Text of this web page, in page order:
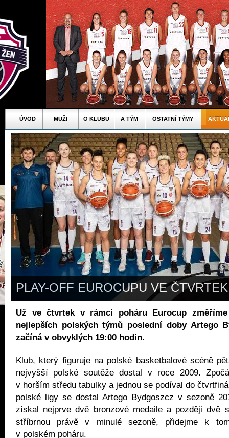
ÚVOD MUŽI O KLUBU A TÝM OSTATNÍ TÝMY
PLAY-OFF EUROCUPU VE ČTVRTEK
Už ve čtvrtek v rámci poháru Eurocup
nejlepších polských týmů poslední doby Artego
začíná v obvyklých 19:00 hodin.
Klub, který figuruje na polské basketbalové scéně
nejvyšší polské soutěže dostal v roce 2009.
v horším středu tabulky a jednou se podíval do
polské ligy se dostal Artego Bydgoszcz v sezoně
získal nejprve dvě bronzové medaile a později dvě
stříbrnou právě v minulé sezoně, přidejme k
v polském poháru.